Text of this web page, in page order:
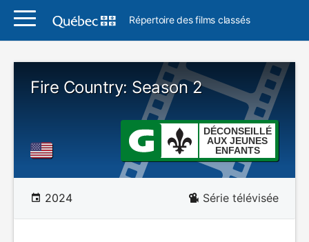
Répertoire des films classés
Fire Country: Season 2
DÉCONSEILLÉ
AUX JEUNES
ENFANTS
2024 Série télévisée